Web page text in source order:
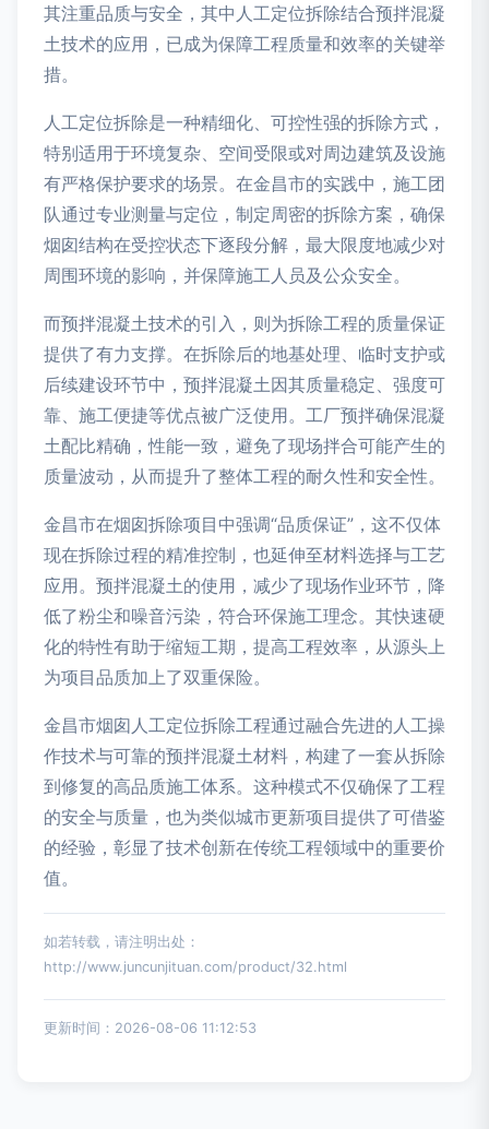
其注重品质与安全，其中人工定位拆除结合预拌混凝
土技术的应用，已成为保障工程质量和效率的关键举
措。
人工定位拆除是一种精细化、可控性强的拆除方式，
特别适用于环境复杂、空间受限或对周边建筑及设施
有严格保护要求的场景。在金昌市的实践中，施工团
队通过专业测量与定位，制定周密的拆除方案，确保
烟囱结构在受控状态下逐段分解，最大限度地减少对
周围环境的影响，并保障施工人员及公众安全。
而预拌混凝土技术的引入，则为拆除工程的质量保证
提供了有力支撑。在拆除后的地基处理、临时支护或
后续建设环节中，预拌混凝土因其质量稳定、强度可
靠、施工便捷等优点被广泛使用。工厂预拌确保混凝
土配比精确，性能一致，避免了现场拌合可能产生的
质量波动，从而提升了整体工程的耐久性和安全性。
金昌市在烟囱拆除项目中强调“品质保证”，这不仅体
现在拆除过程的精准控制，也延伸至材料选择与工艺
应用。预拌混凝土的使用，减少了现场作业环节，降
低了粉尘和噪音污染，符合环保施工理念。其快速硬
化的特性有助于缩短工期，提高工程效率，从源头上
为项目品质加上了双重保险。
金昌市烟囱人工定位拆除工程通过融合先进的人工操
作技术与可靠的预拌混凝土材料，构建了一套从拆除
到修复的高品质施工体系。这种模式不仅确保了工程
的安全与质量，也为类似城市更新项目提供了可借鉴
的经验，彰显了技术创新在传统工程领域中的重要价
值。
如若转载，请注明出处：
http://www.juncunjituan.com/product/32.html
更新时间：2026-08-06 11:12:53